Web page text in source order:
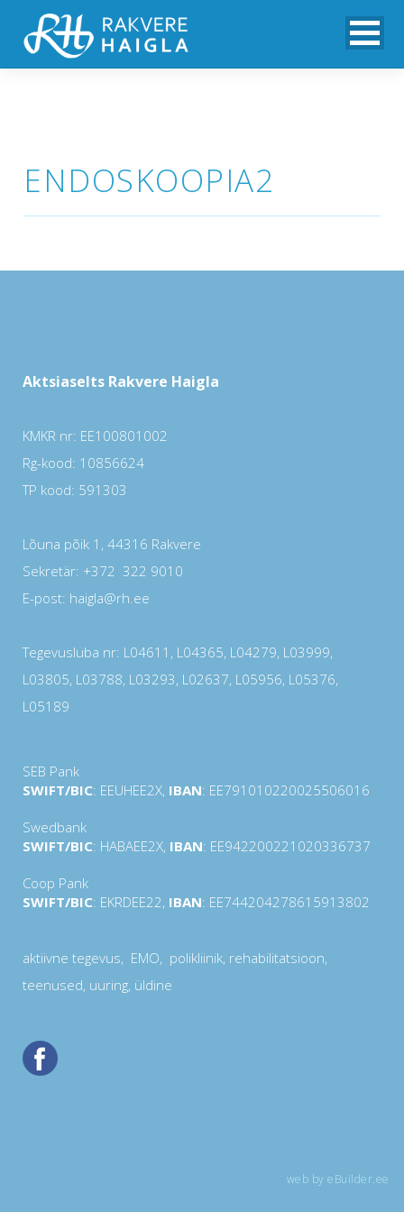
ENDOSKOOPIA2
Aktsiaselts Rakvere Haigla
KMKR nr: EE100801002
Rg-kood: 10856624
TP kood: 591303
Lõuna põik 1, 44316 Rakvere
Sekretär: +372 322 9010
E-post: haigla@rh.ee
Tegevusluba nr: L04611, L04365, L04279, L03999,
L03805, L03788, L03293, L02637, L05956, L05376,
L05189
SEB Pank
SWIFT/BIC: EEUHEE2X, IBAN: EE791010220025506016
Swedbank
SWIFT/BIC: HABAEE2X, IBAN: EE942200221020336737
Coop Pank
SWIFT/BIC: EKRDEE22, IBAN: EE744204278615913802
aktiivne tegevus, EMO, polikliinik, rehabilitatsioon,
teenused, uuring, üldine
web by eBuilder.ee